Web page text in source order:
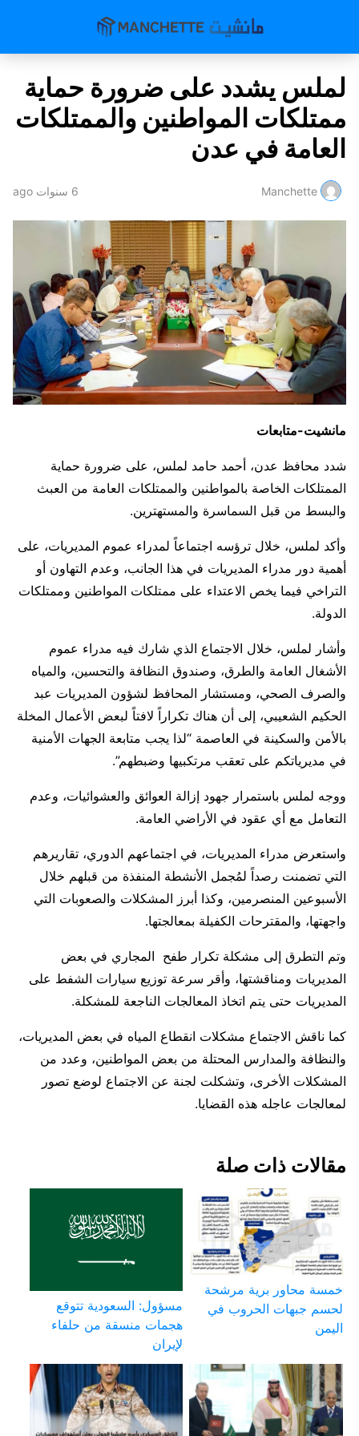
لملس يشدد على ضرورة حماية
ممتلكات المواطنين والممتلكات
العامة في عدن
Manchette 6 سنوات ago
مانشيت-متابعات
شدد محافظ عدن، أحمد حامد لملس، على ضرورة حماية
الممتلكات الخاصة بالمواطنين والممتلكات العامة من العبث
والبسط من قبل السماسرة والمستهترين.
وأكد لملس، خلال ترؤسه اجتماعاً لمدراء عموم المديريات، على
أهمية دور مدراء المديريات في هذا الجانب، وعدم التهاون أو
التراخي فيما يخص الاعتداء على ممتلكات المواطنين وممتلكات
الدولة.
وأشار لملس، خلال الاجتماع الذي شارك فيه مدراء عموم
الأشغال العامة والطرق، وصندوق النظافة والتحسين، والمياه
والصرف الصحي، ومستشار المحافظ لشؤون المديريات عبد
الحكيم الشعيبي، إلى أن هناك تكراراً لافتاً لبعض الأعمال المخلة
بالأمن والسكينة في العاصمة “لذا يجب متابعة الجهات الأمنية
في مديرياتكم على تعقب مرتكبيها وضبطهم”.
ووجه لملس باستمرار جهود إزالة العوائق والعشوائيات، وعدم
التعامل مع أي عقود في الأراضي العامة.
واستعرض مدراء المديريات، في اجتماعهم الدوري، تقاريرهم
التي تضمنت رصداً لمُجمل الأنشطة المنفذة من قبلهم خلال
الأسبوعين المنصرمين، وكذا أبرز المشكلات والصعوبات التي
واجهتها، والمقترحات الكفيلة بمعالجتها.
وتم التطرق إلى مشكلة تكرار طفح المجاري في بعض
المديريات ومناقشتها، وأقر سرعة توزيع سيارات الشفط على
المديريات حتى يتم اتخاذ المعالجات الناجعة للمشكلة.
كما ناقش الاجتماع مشكلات انقطاع المياه في بعض المديريات،
والنظافة والمدارس المحتلة من بعض المواطنين، وعدد من
المشكلات الأخرى، وتشكلت لجنة عن الاجتماع لوضع تصور
لمعالجات عاجله هذه القضايا.
مقالات ذات صلة
خمسة محاور برية مرشحة
لحسم جبهات الحروب في
اليمن
مسؤول: السعودية تتوقع
هجمات منسقة من حلفاء
لإيران